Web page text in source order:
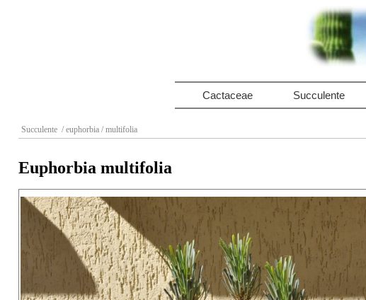
Cactaceae Succulente
Succulente / euphorbia / multifolia
Euphorbia multifolia